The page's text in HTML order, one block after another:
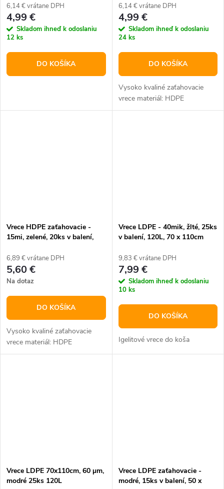
6,14 € vrátane DPH
4,99 €
Skladom ihneď k odoslaniu
12 ks
DO KOŠÍKA
6,14 € vrátane DPH
4,99 €
Skladom ihneď k odoslaniu
24 ks
DO KOŠÍKA
Vysoko kvaliné zaťahovacie
vrece materiál: HDPE
Vrece HDPE zaťahovacie -
15mi, zelené, 20ks v balení,
6,89 € vrátane DPH
5,60 €
Na dotaz
DO KOŠÍKA
Vysoko kvaliné zaťahovacie
vrece materiál: HDPE
Vrece LDPE - 40mik, žlté, 25ks
v balení, 120L, 70 x 110cm
9,83 € vrátane DPH
7,99 €
Skladom ihneď k odoslaniu
10 ks
DO KOŠÍKA
Igelitové vrece do koša
Vrece LDPE 70x110cm, 60 µm,
modré 25ks 120L
Vrece LDPE zaťahovacie -
modré, 15ks v balení, 50 x